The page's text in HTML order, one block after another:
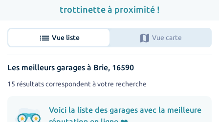
trottinette à proximité !
list Vue liste map Vue carte
Les meilleurs garages à Brie, 16590
15 résultats correspondent à votre recherche
Voici la liste des garages avec la meilleure